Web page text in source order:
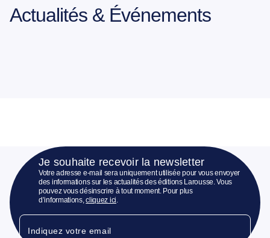
Actualités & Événements
Je souhaite recevoir la newsletter
Votre adresse e-mail sera uniquement utilisée pour vous envoyer
des informations sur les actualités des éditions Larousse. Vous
pouvez vous désinscrire à tout moment. Pour plus
d’informations,cliquez ici
Indiquez votre email